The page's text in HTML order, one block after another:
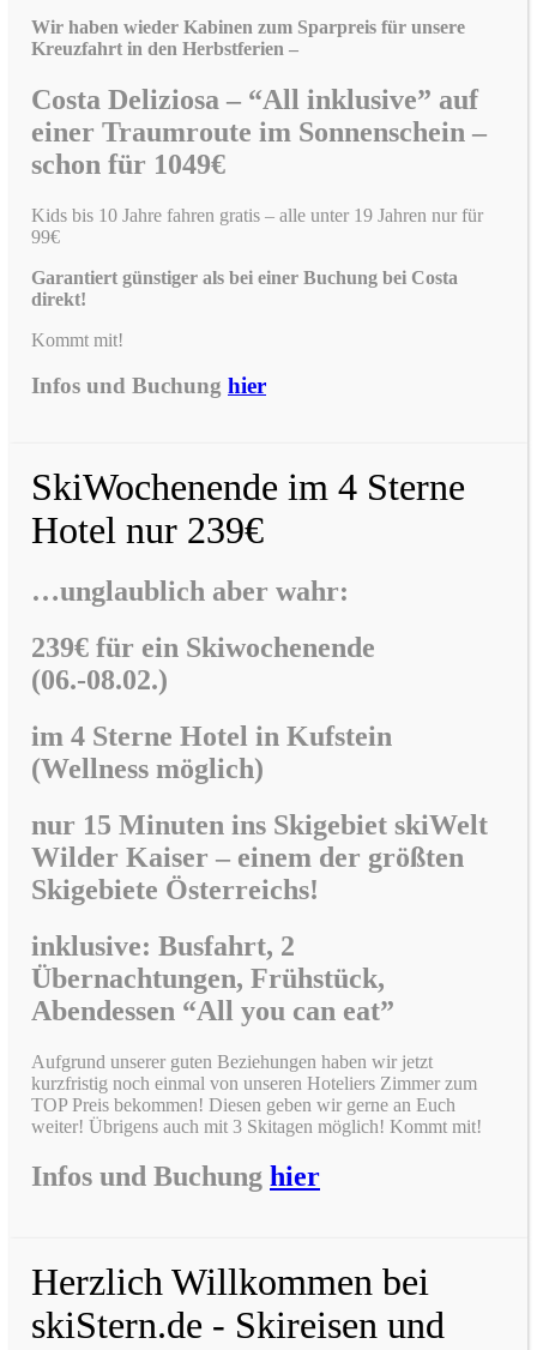
Wir haben wieder Kabinen zum Sparpreis für unsere
Kreuzfahrt in den Herbstferien –
Costa Deliziosa – “All inklusive” auf
einer Traumroute im Sonnenschein –
schon für 1049€
Kids bis 10 Jahre fahren gratis – alle unter 19 Jahren nur für
99€
Garantiert günstiger als bei einer Buchung bei Costa
direkt!
Kommt mit!
Infos und Buchung hier
SkiWochenende im 4 Sterne
Hotel nur 239€
…unglaublich aber wahr:
239€ für ein Skiwochenende
(06.-08.02.)
im 4 Sterne Hotel in Kufstein
(Wellness möglich)
nur 15 Minuten ins Skigebiet skiWelt
Wilder Kaiser – einem der größten
Skigebiete Österreichs!
inklusive: Busfahrt, 2
Übernachtungen, Frühstück,
Abendessen “All you can eat”
Aufgrund unserer guten Beziehungen haben wir jetzt
kurzfristig noch einmal von unseren Hoteliers Zimmer zum
TOP Preis bekommen! Diesen geben wir gerne an Euch
weiter! Übrigens auch mit 3 Skitagen möglich! Kommt mit!
Infos und Buchung hier
Herzlich Willkommen bei
skiStern.de - Skireisen und